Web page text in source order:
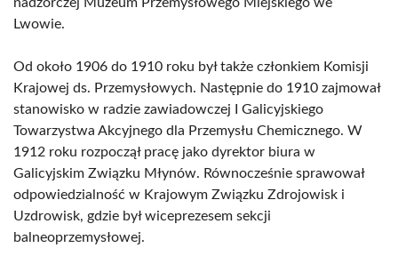
Lwowie.
Od około 1906 do 1910 roku był także członkiem Komisji
Krajowej ds. Przemysłowych. Następnie do 1910 zajmował
stanowisko w radzie zawiadowczej I Galicyjskiego
Towarzystwa Akcyjnego dla Przemysłu Chemicznego. W
1912 roku rozpoczął pracę jako dyrektor biura w
Galicyjskim Związku Młynów. Równocześnie sprawował
odpowiedzialność w Krajowym Związku Zdrojowisk i
Uzdrowisk, gdzie był wiceprezesem sekcji
balneoprzemysłowej.